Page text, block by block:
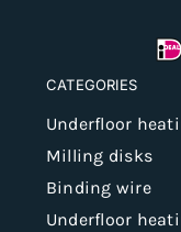
CATEGORIES
Underfloor
Milling disks
Binding wire
Underfloor